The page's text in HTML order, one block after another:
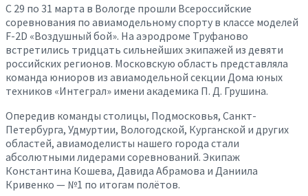
С 29 по 31 марта в Вологде прошли Всероссийские
соревнования по авиамодельному спорту в классе моделей
F-2D «Воздушный бой». На аэродроме Труфаново
встретились тридцать сильнейших экипажей из девяти
российских регионов. Московскую область представляла
команда юниоров из авиамодельной секции Дома юных
техников «Интеграл» имени академика П. Д. Грушина.
Опередив команды столицы, Подмосковья, Санкт-
Петербурга, Удмуртии, Вологодской, Курганской и других
областей, авиамоделисты нашего города стали
абсолютными лидерами соревнований. Экипаж
Константина Кошева, Давида Абрамова и Даниила
Кривенко — №1 по итогам полётов.